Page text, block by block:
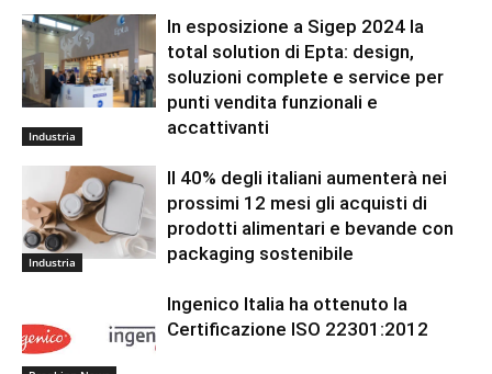
Industria
In esposizione a Sigep 2024 la
total solution di Epta: design,
soluzioni complete e service per
punti vendita funzionali e
accattivanti
Industria
Il 40% degli italiani aumenterà nei
prossimi 12 mesi gli acquisti di
prodotti alimentari e bevande con
packaging sostenibile
Ingenico Italia ha ottenuto la
Certificazione ISO 22301:2012